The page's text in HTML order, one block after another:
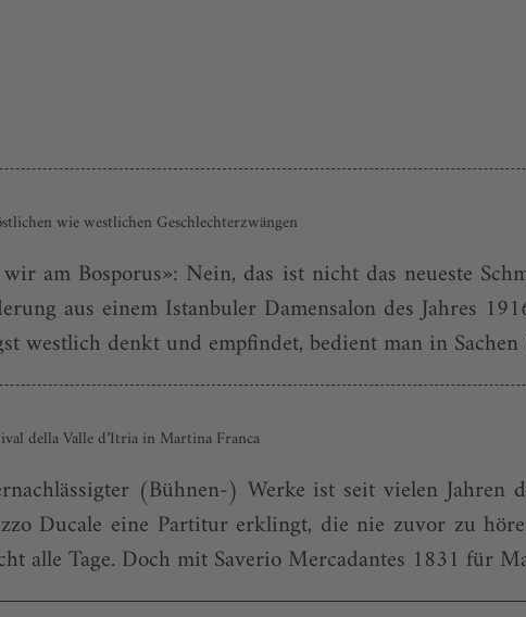
wie westlichen Geschlechterzwängen
am Bosporus»: Nein, das ist nicht das neueste
aus einem Istanbuler Damensalon des Jahres
westlich denkt und empfindet, bedient man in
della Valle d’Itria in Martina Franca
(Bühnen-) Werke ist seit vielen Jahren
Ducale eine Partitur erklingt, die nie zuvor zu
alle Tage. Doch mit Saverio Mercadantes 1831 für